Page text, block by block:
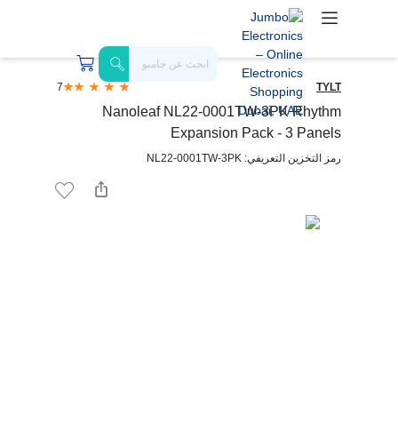
TYLT
7
Nanoleaf NL22-0001TW-3PK Rhythm
Expansion Pack - 3 Panels
رمز التخزين التعريفي: NL22-0001TW-3PK